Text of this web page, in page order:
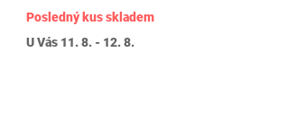
Posledný kus skladem
U Vás 11. 8. - 12. 8.